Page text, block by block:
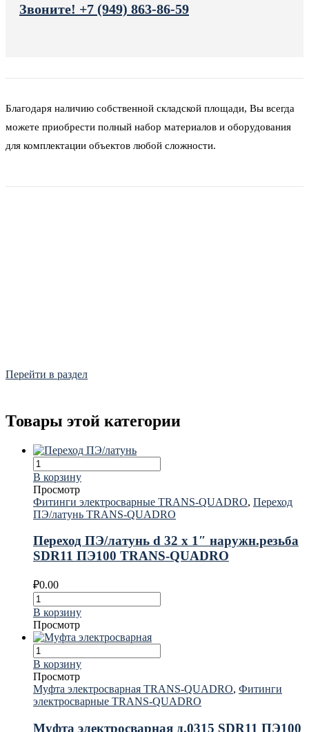
Звоните! +7 (949) 863-86-59
Благодаря наличию собственной складской площади, Вы всегда
можете приобрести полный набор материалов и оборудования
для комплектации объектов любой сложности.
Перейти в раздел
Товары этой категории
В корзину
Просмотр
Фитинги электросварные TRANS-QUADRO, Переход
ПЭ/латунь TRANS-QUADRO
Переход ПЭ/латунь d 32 х 1″ наружн.резьба
SDR11 ПЭ100 TRANS-QUADRO
₽0.00
В корзину
Просмотр
В корзину
Просмотр
Муфта электросварная TRANS-QUADRO, Фитинги
электросварные TRANS-QUADRO
Муфта электросварная д.0315 SDR11 ПЭ100